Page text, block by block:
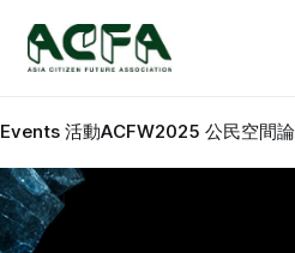
Events 活動ACFW2025 公民空間